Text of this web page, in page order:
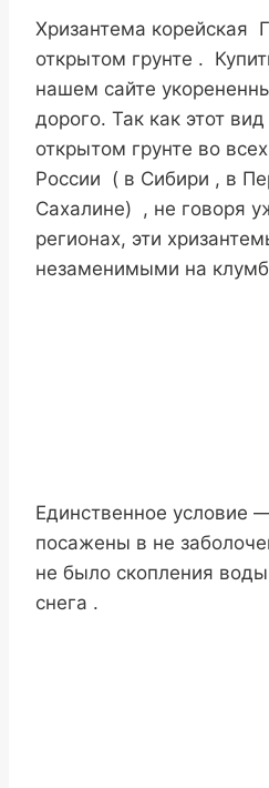
Хризантема корейская
открытом грунте .
нашем сайте
дорого. Так как этот
открытом грунте во
России ( в Сибири , в
Сахалине) , не говоря
регионах, эти
незаменимыми на
Единственное условие
посажены в не
не было скопления
снега .